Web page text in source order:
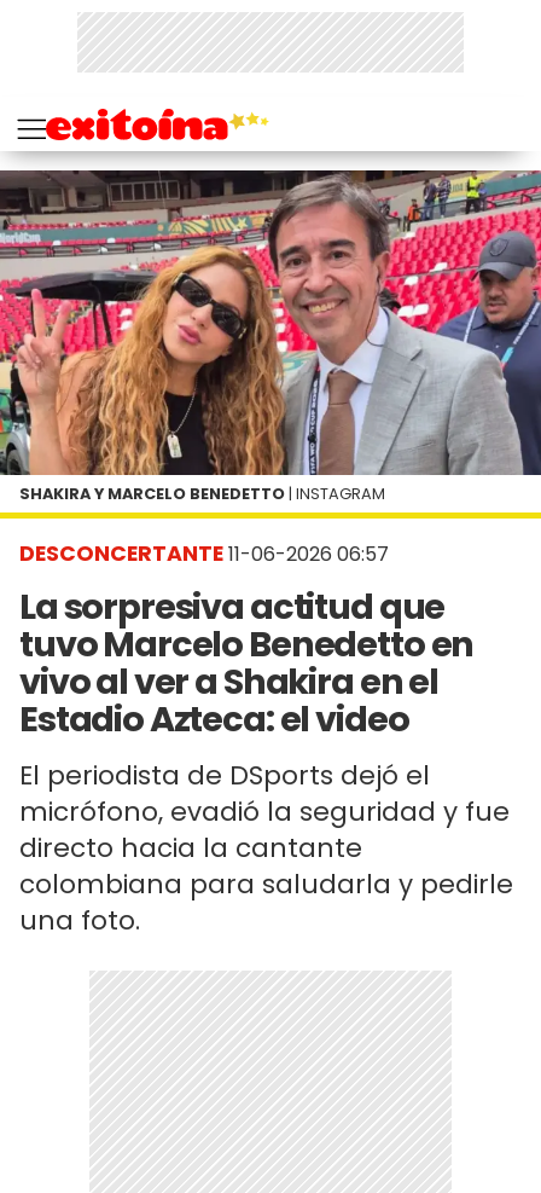
DESCONCERTANTE11-06-2026 06:57
La sorpresiva actitud que
tuvo Marcelo Benedetto en
vivo al ver a Shakira en el
Estadio Azteca: el video
El periodista de DSports dejó el
micrófono, evadió la seguridad y fue
directo hacia la cantante
colombiana para saludarla y pedirle
una foto.
SHAKIRA Y MARCELO BENEDETTO | INSTAGRAM